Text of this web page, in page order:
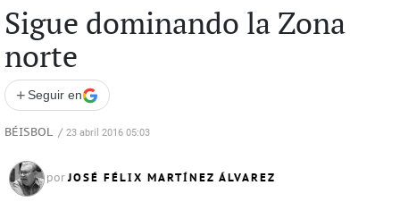
Sigue dominando la Zona
norte
+ Seguir en
BÉISBOL / 23 abril 2016 05:03
porJOSÉ FÉLIX MARTÍNEZ ÁLVAREZ